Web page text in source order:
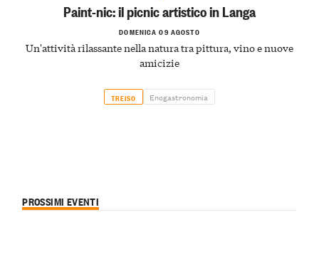
Paint-nic: il picnic artistico in Langa
DOMENICA 09 AGOSTO
Un'attività rilassante nella natura tra pittura, vino e nuove
amicizie
TREISO Enogastronomia
PROSSIMI EVENTI